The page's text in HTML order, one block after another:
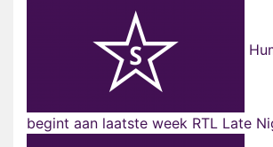
begint aan laatste week RTL Late